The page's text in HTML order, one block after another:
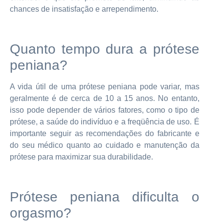
chances de insatisfação e arrependimento.
Quanto tempo dura a prótese
peniana?
A vida útil de uma prótese peniana pode variar, mas
geralmente é de cerca de 10 a 15 anos. No entanto,
isso pode depender de vários fatores, como o tipo de
prótese, a saúde do indivíduo e a freqüência de uso. É
importante seguir as recomendações do fabricante e
do seu médico quanto ao cuidado e manutenção da
prótese para maximizar sua durabilidade.
Prótese peniana dificulta o
orgasmo?